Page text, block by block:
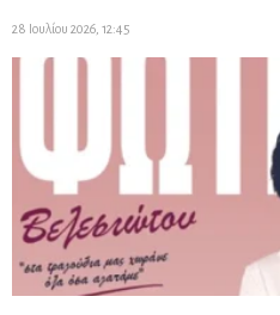
28 Ιουλίου 2026, 12:45